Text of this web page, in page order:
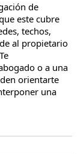
de
este cubre
techos,
al propietario
o a una
orientarte
una